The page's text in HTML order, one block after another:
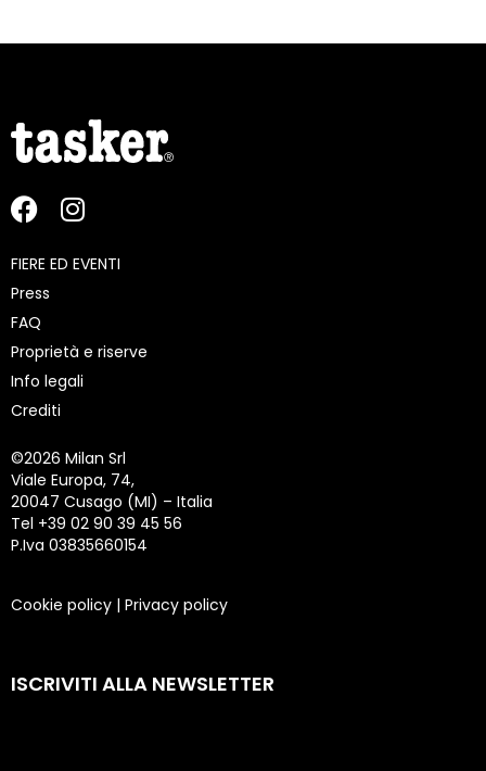
FIERE ED EVENTI
Press
FAQ
Proprietà e riserve
Info legali
Crediti
©2026 Milan Srl
Viale Europa, 74,
20047 Cusago (MI) – Italia
Tel +39 02 90 39 45 56
P.Iva 03835660154
Cookie policy | Privacy policy
ISCRIVITI ALLA NEWSLETTER